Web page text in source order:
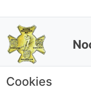
Cookies